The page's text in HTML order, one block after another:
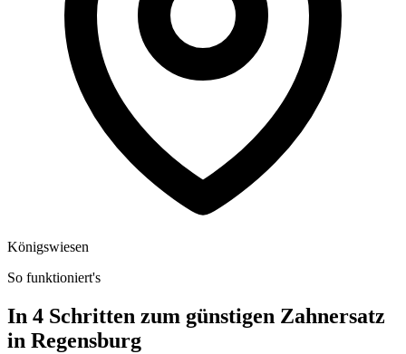
Königswiesen
So funktioniert's
In 4 Schritten zum günstigen Zahnersatz
in Regensburg